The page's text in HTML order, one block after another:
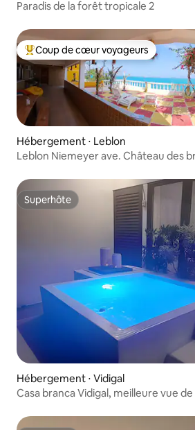
Paradis de la forêt tropicale 2
Coups de cœur voyageurs les plus
Coup de cœur voyageurs
Hébergement ⋅ Leblon
Leblon Niemeyer ave. Château des
Superhôte
Superhôte
Hébergement ⋅ Vidigal
Casa branca Vidigal, meilleure vue de